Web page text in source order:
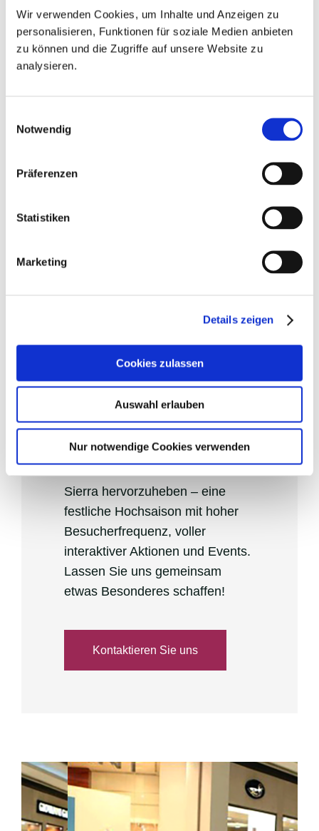
Wir verwenden Cookies, um Inhalte und Anzeigen zu
personalisieren, Funktionen für soziale Medien anbieten
zu können und die Zugriffe auf unsere Website zu
analysieren.
Notwendig
Präferenzen
Statistiken
Marketing
Details zeigen
Cookies zulassen
Auswahl erlauben
Nur notwendige Cookies verwenden
Weihnachten
Eine einzigartige Gelegenheit,
Ihre Marke während der
Weihnachtsaktionen in den
Sierra hervorzuheben – eine
festliche Hochsaison mit hoher
Besucherfrequenz, voller
interaktiver Aktionen und Events.
Lassen Sie uns gemeinsam
etwas Besonderes schaffen!
Kontaktieren Sie uns